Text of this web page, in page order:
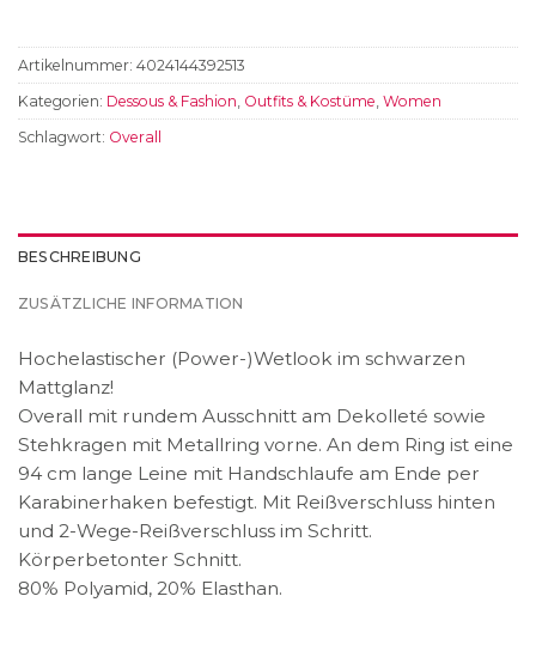
Artikelnummer: 4024144392513
Kategorien: Dessous & Fashion Outfits & Kostüme Women
Schlagwort: Overall
BESCHREIBUNG
ZUSÄTZLICHE INFORMATION
Hochelastischer (Power-)Wetlook im schwarzen
Mattglanz!
Overall mit rundem Ausschnitt am Dekolleté sowie
Stehkragen mit Metallring vorne. An dem Ring ist eine
94 cm lange Leine mit Handschlaufe am Ende per
Karabinerhaken befestigt. Mit Reißverschluss hinten
und 2-Wege-Reißverschluss im Schritt.
Körperbetonter Schnitt.
80% Polyamid, 20% Elasthan.